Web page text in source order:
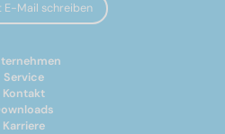
E-Mail schreiben
Service
Kontakt
Karriere